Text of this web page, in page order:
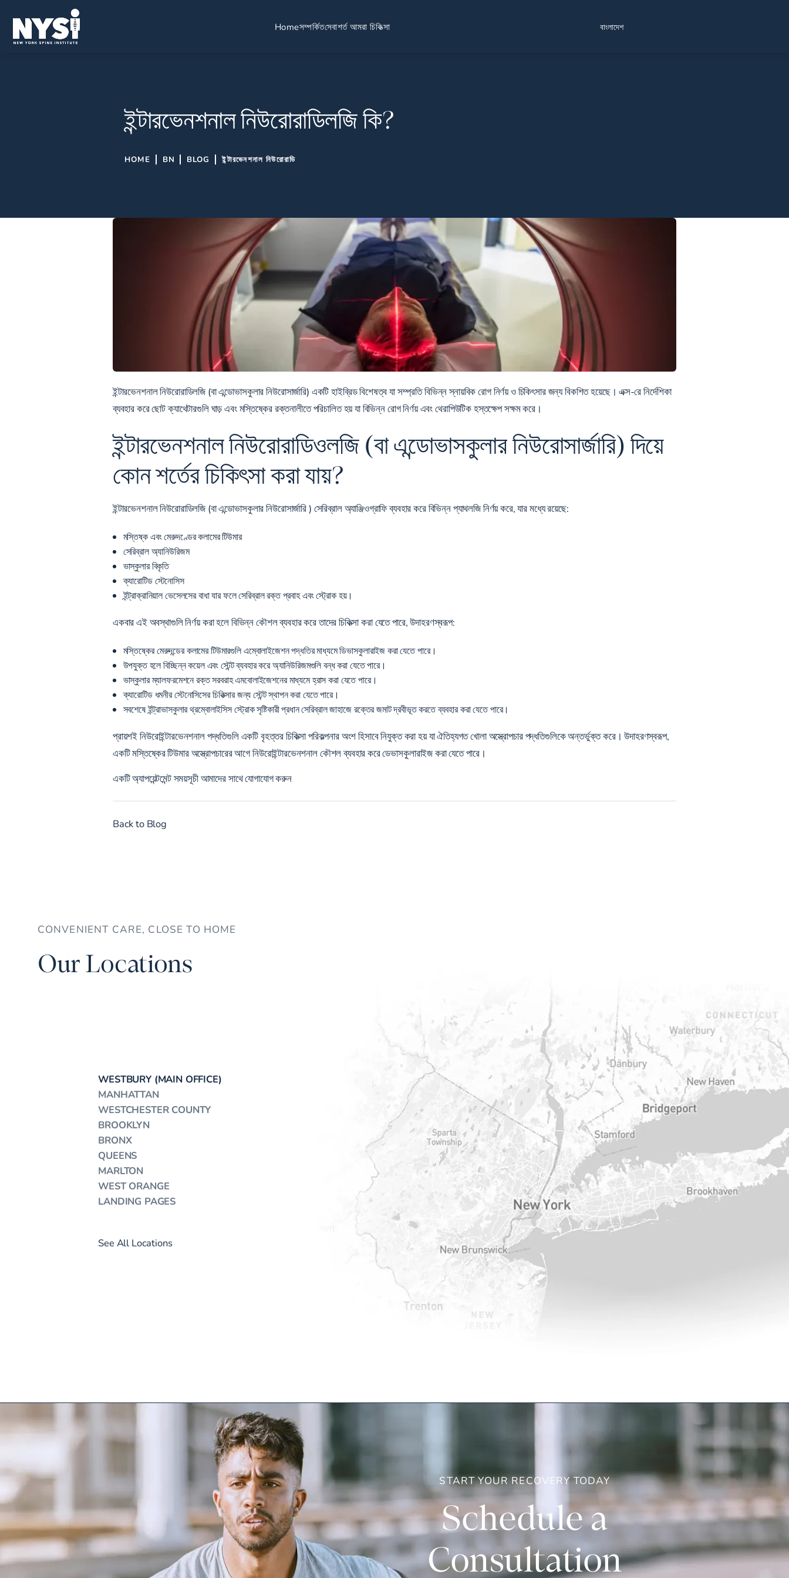
Homeসম্পর্কিতসেবাশর্ত আমরা চিকিত্সা বাংলাদেশ
ইন্টারভেনশনাল নিউরোরাডিলজি কি?
HOME BN BLOG ইন্টারভেনশনাল নিউরোরাডি
ইন্টারভেনশনাল নিউরোরাডিলজি (বা এন্ডোভাসকুলার নিউরোসার্জারি) একটি হাইব্রিড বিশেষত্ব যা সম্প্রতি বিভিন্ন স্নায়বিক রোগ নির্ণয় ও চিকিৎসার জন্য বিকশিত হয়েছে। এক্স-রে নির্দেশিকা
ব্যবহার করে ছোট ক্যাথেটারগুলি ঘাড় এবং মস্তিষ্কের রক্তনালীতে পরিচালিত হয় যা বিভিন্ন রোগ নির্ণয় এবং থেরাপিউটিক হস্তক্ষেপ সক্ষম করে।
ইন্টারভেনশনাল নিউরোরাডিওলজি (বা এন্ডোভাসকুলার নিউরোসার্জারি) দিয়ে
কোন শর্তের চিকিৎসা করা যায়?
ইন্টারভেনশনাল নিউরোরাডিলজি (বা এন্ডোভাসকুলার নিউরোসার্জারি ) সেরিব্রাল অ্যাঞ্জিওগ্রাফি ব্যবহার করে বিভিন্ন প্যাথলজি নির্ণয় করে, যার মধ্যে রয়েছে:
মস্তিষ্ক এবং মেরুদণ্ডের কলামের টিউমার
সেরিব্রাল অ্যানিউরিজম
ভাস্কুলার বিকৃতি
ক্যারোটিড স্টেনোসিস
ইন্ট্রাক্রানিয়াল ভেসেলসের বাধা যার ফলে সেরিব্রাল রক্ত ​​প্রবাহ এবং স্ট্রোক হয়।
একবার এই অবস্থাগুলি নির্ণয় করা হলে বিভিন্ন কৌশল ব্যবহার করে তাদের চিকিত্সা করা যেতে পারে, উদাহরণস্বরূপ:
মস্তিষ্কের মেরুদন্ডের কলামের টিউমারগুলি এম্বোলাইজেশন পদ্ধতির মাধ্যমে ডিভাসকুলারাইজ করা যেতে পারে।
উপযুক্ত হলে বিচ্ছিন্ন কয়েল এবং স্টেন্ট ব্যবহার করে অ্যানিউরিজমগুলি বন্ধ করা যেতে পারে।
ভাস্কুলার ম্যালফরমেশনে রক্ত ​​​​সরবরাহ এমবোলাইজেশনের মাধ্যমে হ্রাস করা যেতে পারে।
ক্যারোটিড ধমনীর স্টেনোসিসের চিকিত্সার জন্য স্টেন্ট স্থাপন করা যেতে পারে।
সবশেষে ইন্ট্রাভাসকুলার থ্রম্বোলাইসিস স্ট্রোক সৃষ্টিকারী প্রধান সেরিব্রাল জাহাজে রক্তের জমাট দ্রবীভূত করতে ব্যবহার করা যেতে পারে।
প্রায়শই নিউরোইন্টারভেনশনাল পদ্ধতিগুলি একটি বৃহত্তর চিকিত্সা পরিকল্পনার অংশ হিসাবে নিযুক্ত করা হয় যা ঐতিহ্যগত খোলা অস্ত্রোপচার পদ্ধতিগুলিকে অন্তর্ভুক্ত করে। উদাহরণস্বরূপ,
একটি মস্তিষ্কের টিউমার অস্ত্রোপচারের আগে নিউরোইন্টারভেনশনাল কৌশল ব্যবহার করে ডেভাসকুলারাইজ করা যেতে পারে।
একটি অ্যাপয়েন্টমেন্ট সময়সূচীআমাদের সাথে যোগাযোগ করুন
Back to Blog
CONVENIENT CARE, CLOSE TO HOME
Our Locations
WESTBURY (MAIN OFFICE)
MANHATTAN
WESTCHESTER COUNTY
BROOKLYN
BRONX
QUEENS
MARLTON
WEST ORANGE
LANDING PAGES
See All Locations
START YOUR RECOVERY TODAY
Schedule a
Consultation